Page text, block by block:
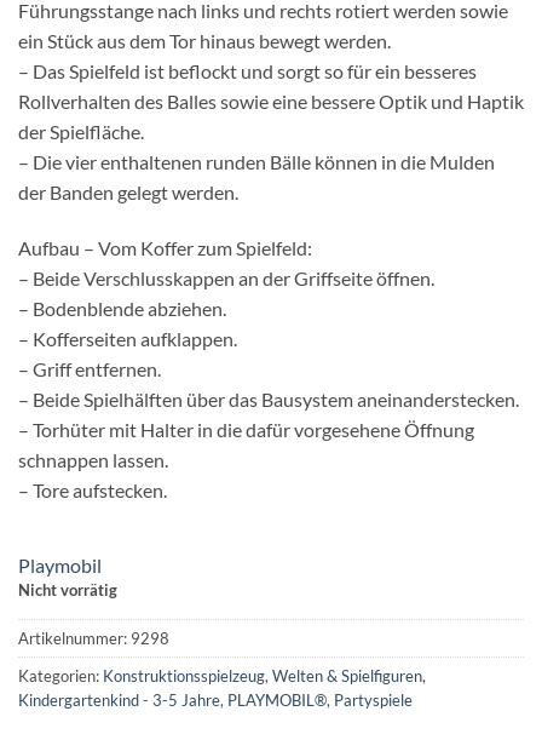
Führungsstange nach links und rechts rotiert werden sowie
ein Stück aus dem Tor hinaus bewegt werden.
– Das Spielfeld ist beflockt und sorgt so für ein besseres
Rollverhalten des Balles sowie eine bessere Optik und Haptik
der Spielfläche.
– Die vier enthaltenen runden Bälle können in die Mulden
der Banden gelegt werden.
Aufbau – Vom Koffer zum Spielfeld:
– Beide Verschlusskappen an der Griffseite öffnen.
– Bodenblende abziehen.
– Kofferseiten aufklappen.
– Griff entfernen.
– Beide Spielhälften über das Bausystem aneinanderstecken.
– Torhüter mit Halter in die dafür vorgesehene Öffnung
schnappen lassen.
– Tore aufstecken.
Playmobil
Nicht vorrätig
Artikelnummer: 9298
Kategorien: Konstruktionsspielzeug, Welten & Spielfiguren,
Kindergartenkind - 3-5 Jahre, PLAYMOBIL®, Partyspiele